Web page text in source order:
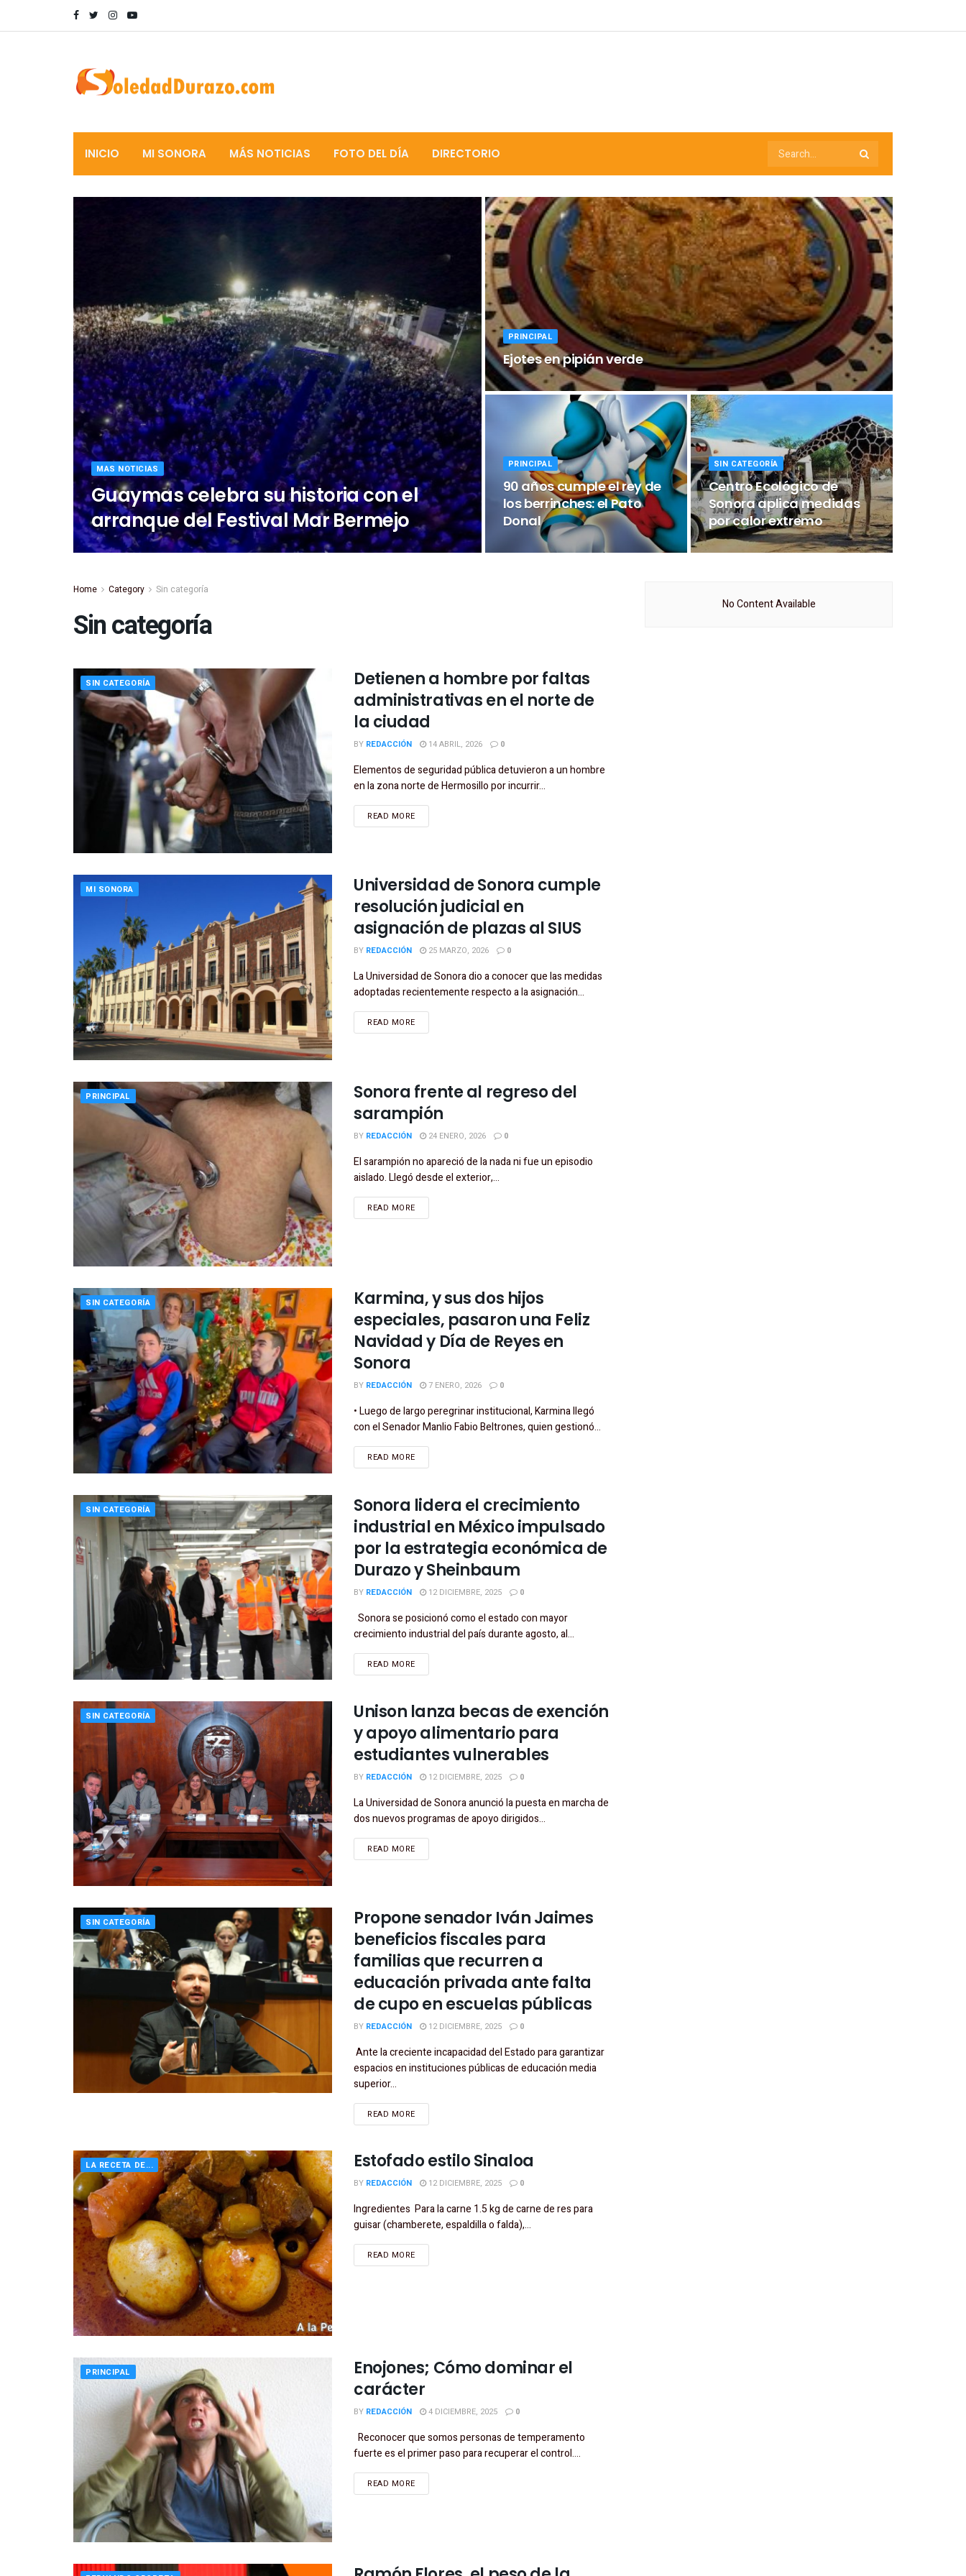
INICIO MI SONORA MÁS NOTICIAS FOTO DEL DÍA DIRECTORIO
MAS NOTICIAS
Guaymas celebra su historia con el
arranque del Festival Mar Bermejo
PRINCIPAL
Ejotes en pipián verde
PRINCIPAL
90 años cumple el rey de
los berrinches: el Pato
Donal
SIN CATEGORÍA
Centro Ecológico de
Sonora aplica medidas
por calor extremo
Home Category Sin categoría
Sin categoría
SIN CATEGORÍA
Detienen a hombre por faltas
administrativas en el norte de
la ciudad
BY REDACCIÓN 14 ABRIL, 2026 0
Elementos de seguridad pública detuvieron a un hombre
en la zona norte de Hermosillo por incurrir...
READ MORE
MI SONORA
Universidad de Sonora cumple
resolución judicial en
asignación de plazas al SIUS
BY REDACCIÓN 25 MARZO, 2026 0
La Universidad de Sonora dio a conocer que las medidas
adoptadas recientemente respecto a la asignación...
READ MORE
PRINCIPAL
Sonora frente al regreso del
sarampión
BY REDACCIÓN 24 ENERO, 2026 0
El sarampión no apareció de la nada ni fue un episodio
aislado. Llegó desde el exterior,...
READ MORE
SIN CATEGORÍA
Karmina, y sus dos hijos
especiales, pasaron una Feliz
Navidad y Día de Reyes en
Sonora
BY REDACCIÓN 7 ENERO, 2026 0
• Luego de largo peregrinar institucional, Karmina llegó
con el Senador Manlio Fabio Beltrones, quien gestionó...
READ MORE
SIN CATEGORÍA
Sonora lidera el crecimiento
industrial en México impulsado
por la estrategia económica de
Durazo y Sheinbaum
BY REDACCIÓN 12 DICIEMBRE, 2025 0
Sonora se posicionó como el estado con mayor
crecimiento industrial del país durante agosto, al...
READ MORE
SIN CATEGORÍA
Unison lanza becas de exención
y apoyo alimentario para
estudiantes vulnerables
BY REDACCIÓN 12 DICIEMBRE, 2025 0
La Universidad de Sonora anunció la puesta en marcha de
dos nuevos programas de apoyo dirigidos...
READ MORE
SIN CATEGORÍA
Propone senador Iván Jaimes
beneficios fiscales para
familias que recurren a
educación privada ante falta
de cupo en escuelas públicas
BY REDACCIÓN 12 DICIEMBRE, 2025 0
Ante la creciente incapacidad del Estado para garantizar
espacios en instituciones públicas de educación media
superior...
READ MORE
LA RECETA DE... Estofado estilo Sinaloa
BY REDACCIÓN 12 DICIEMBRE, 2025 0
Ingredientes Para la carne 1.5 kg de carne de res para
guisar (chamberete, espaldilla o falda),...
READ MORE
PRINCIPAL
Enojones; Cómo dominar el
carácter
BY REDACCIÓN 4 DICIEMBRE, 2025 0
Reconocer que somos personas de temperamento
fuerte es el primer paso para recuperar el control....
READ MORE
No Content Available